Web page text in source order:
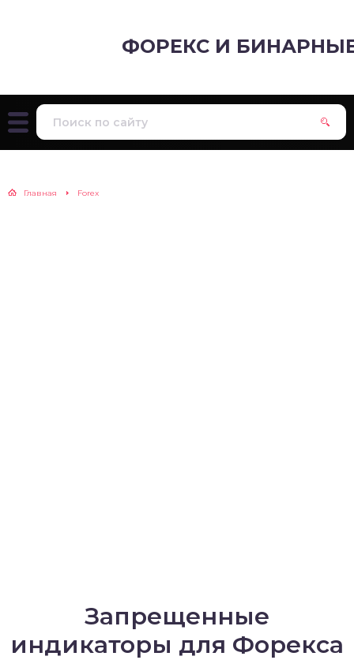
ФОРЕКС И
Главная Forex
Запрещенные
индикаторы для Форекса